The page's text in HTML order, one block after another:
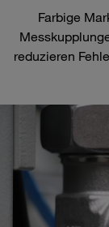
Farbige
reduzieren